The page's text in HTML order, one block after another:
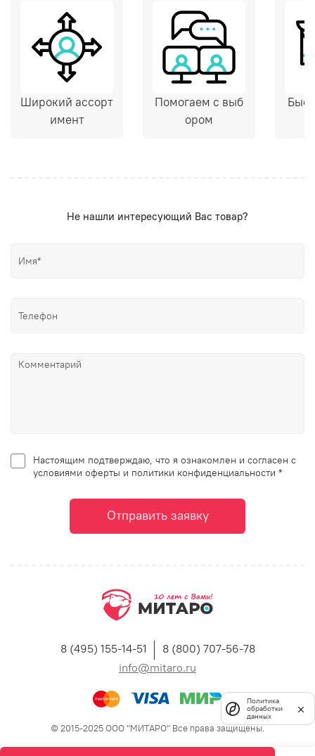
Широкий ассорт
имент
Помогаем с выб
ором
Не нашли интересующий Вас товар?
Настоящим подтверждаю, что я ознакомлен и согласен с
условиями оферты и политики конфиденциальности *
Отправить заявку
8 (495) 155-14-51
8 (800) 707-56-78
info@mitaro.ru
© 2015-2025 ООО "МИТАРО" Все права защищены.
Политика
обработки
данных